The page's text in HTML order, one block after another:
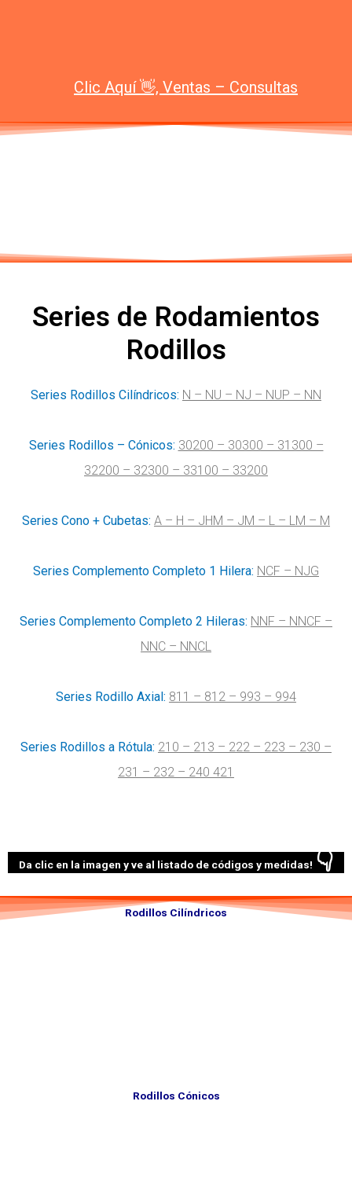
Clic Aquí 👋, Ventas – Consultas
Series de Rodamientos
Rodillos
Series Rodillos Cilíndricos: N – NU – NJ – NUP – NN
Series Rodillos – Cónicos: 30200 – 30300 – 31300 –
32200 – 32300 – 33100 – 33200
Series Cono + Cubetas: A – H – JHM – JM – L – LM – M
Series Complemento Completo 1 Hilera: NCF – NJG
Series Complemento Completo 2 Hileras: NNF – NNCF –
NNC – NNCL
Series Rodillo Axial: 811 – 812 – 993 – 994
Series Rodillos a Rótula: 210 – 213 – 222 – 223 – 230 –
231 – 232 – 240 421
Da clic en la imagen y ve al listado de códigos y medidas! 👇
Rodillos Cilíndricos
Rodillos Cónicos